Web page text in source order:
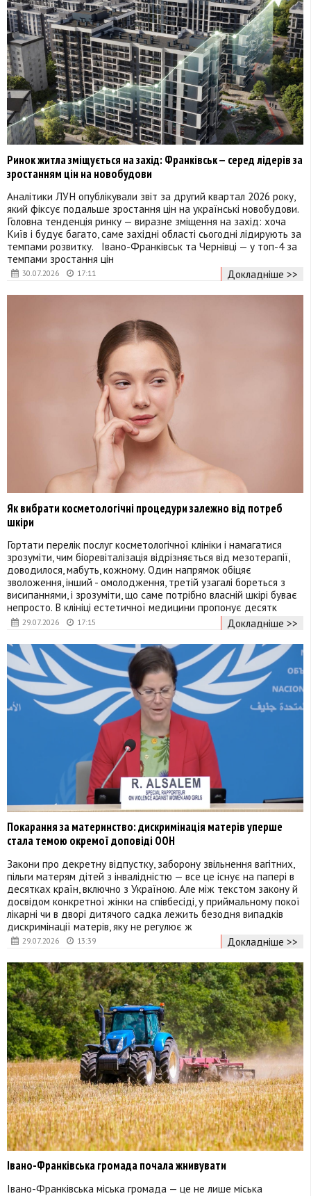
30.07.2026 17:11
Ринок житла зміщується на захід: Франківськ — серед лідерів за
зростанням цін на новобудови
Аналітики ЛУН опублікували звіт за другий квартал 2026 року,
який фіксує подальше зростання цін на українські новобудови.
Головна тенденція ринку — виразне зміщення на захід: хоча
Київ і будує багато, саме західні області сьогодні лідирують за
темпами розвитку. Івано-Франківськ та Чернівці — у топ-4 за
темпами зростання цін
Докладніше >>
29.07.2026 17:15
Як вибрати косметологічні процедури залежно від потреб
шкіри
Гортати перелік послуг косметологічної клініки і намагатися
зрозуміти, чим біоревіталізація відрізняється від мезотерапії,
доводилося, мабуть, кожному. Один напрямок обіцяє
зволоження, інший - омолодження, третій узагалі бореться з
висипаннями, і зрозуміти, що саме потрібно власній шкірі буває
непросто. В клініці естетичної медицини пропонує десятк
Докладніше >>
29.07.2026 13:39
Покарання за материнство: дискримінація матерів уперше
стала темою окремої доповіді ООН
Закони про декретну відпустку, заборону звільнення вагітних,
пільги матерям дітей з інвалідністю — все це існує на папері в
десятках країн, включно з Україною. Але між текстом закону й
досвідом конкретної жінки на співбесіді, у приймальному покої
лікарні чи в дворі дитячого садка лежить безодня випадків
дискримінації матерів, яку не регулює ж
Докладніше >>
Івано-Франківська громада почала жнивувати
Івано-Франківська міська громада — це не лише міська